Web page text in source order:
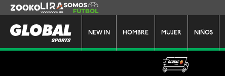
NEW IN HOMBRE MUJER NIÑOS
Zooko Lira Somos Futbol